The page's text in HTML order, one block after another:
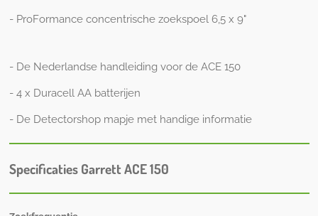
- ProFormance concentrische zoekspoel 6,5 x 9"
- De Nederlandse handleiding voor de ACE 150
- 4 x Duracell AA batterijen
- De Detectorshop mapje met handige informatie
Specificaties Garrett ACE 150